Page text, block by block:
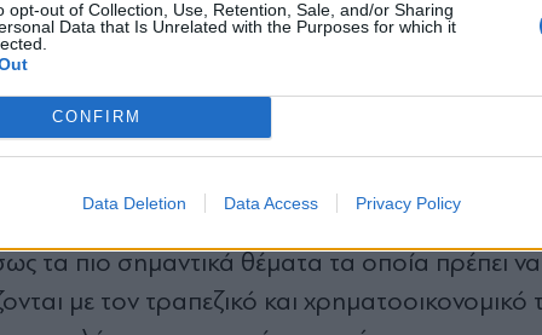
opt-out of Collection, Use, Retention, Sale, and/or Sharing
Data that Is Unrelated with the Purposes for which it
CONFIRM
Data Deletion Data Access Privacy Policy
θα συζητήσουν με τους
στο πλαίσιο της ενισχυμένης
πλέον διανύουμε το τελευταίο έτος της
εταίρους το 2018, και ισχύει έως τα μέσα
τα πιο σημαντικά θέματα τα οποία πρέπει να
με τον τραπεζικό και χρηματοοικονομικό